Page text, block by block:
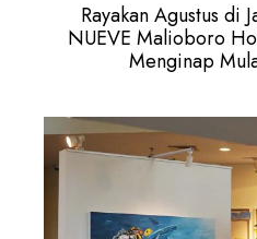
Rayakan Agustus di
NUEVE Malioboro
Menginap